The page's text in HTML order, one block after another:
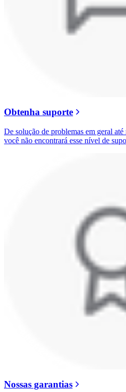
Obtenha suporte
De solução de problemas em geral até
você não encontrará esse nível de
Nossas garantias